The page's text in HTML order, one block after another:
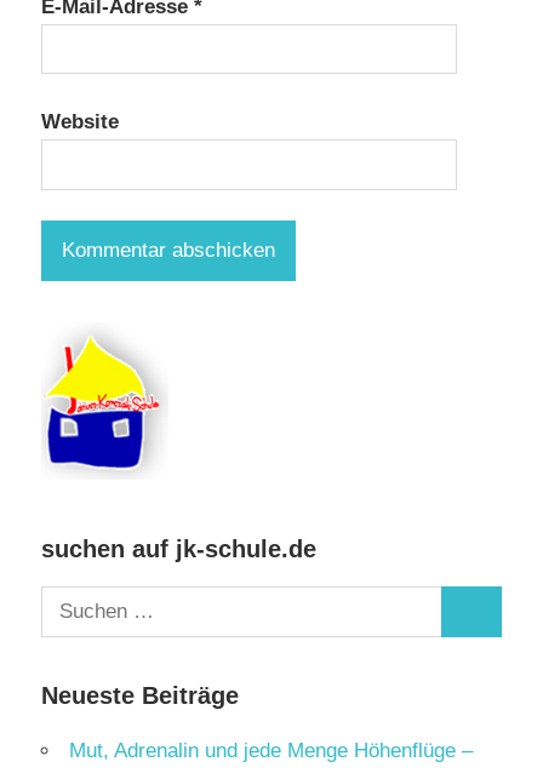
E-Mail-Adresse *
Website
suchen auf jk-schule.de
Suchen
nach:
Neueste Beiträge
Mut, Adrenalin und jede Menge Höhenflüge –